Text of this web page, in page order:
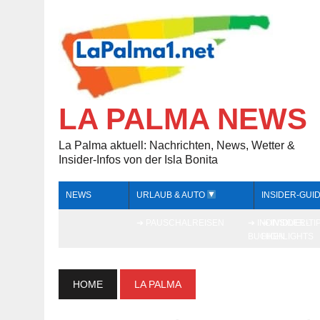
LA PALMA NEWS
La Palma aktuell: Nachrichten, News, Wetter &
Insider-Infos von der Isla Bonita
NEWS URLAUB & AUTO INSIDER-
HOME LA PALMA